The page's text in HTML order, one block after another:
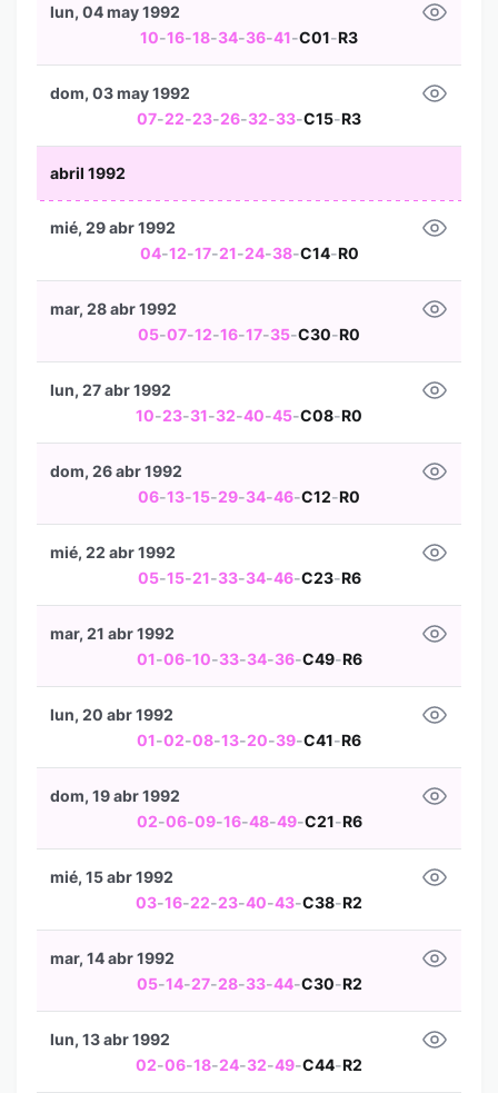
10-16-18-34-36-41-C01-R3
lun, 04 may 1992
07-22-23-26-32-33-C15-R3
dom, 03 may 1992
abril 1992
04-12-17-21-24-38-C14-R0
mié, 29 abr 1992
05-07-12-16-17-35-C30-R0
mar, 28 abr 1992
10-23-31-32-40-45-C08-R0
lun, 27 abr 1992
06-13-15-29-34-46-C12-R0
dom, 26 abr 1992
05-15-21-33-34-46-C23-R6
mié, 22 abr 1992
01-06-10-33-34-36-C49-R6
mar, 21 abr 1992
01-02-08-13-20-39-C41-R6
lun, 20 abr 1992
02-06-09-16-48-49-C21-R6
dom, 19 abr 1992
03-16-22-23-40-43-C38-R2
mié, 15 abr 1992
05-14-27-28-33-44-C30-R2
mar, 14 abr 1992
02-06-18-24-32-49-C44-R2
lun, 13 abr 1992